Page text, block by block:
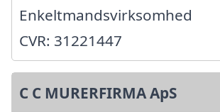
Enkeltmandsvirksomhed
CVR: 31221447
C C MURERFIRMA ApS